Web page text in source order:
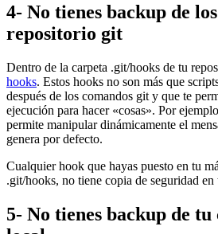
4- No tienes backup de
repositorio git
Dentro de la carpeta .git/hooks de tu
hooks. Estos hooks no son más que
después de los comandos git y que te
ejecución para hacer «cosas». Por
permite manipular dinámicamente el
genera por defecto.
Cualquier hook que hayas puesto en tu
.git/hooks, no tiene copia de seguridad
5- No tienes backup de